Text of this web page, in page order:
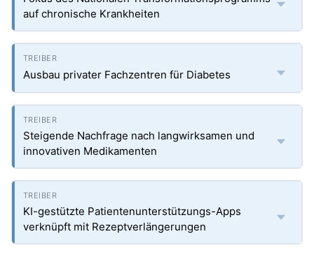
auf chronische Krankheiten
Ausbau privater Fachzentren für Diabetes
Steigende Nachfrage nach langwirksamen und
innovativen Medikamenten
KI-gestützte Patientenunterstützungs-Apps
verknüpft mit Rezeptverlängerungen